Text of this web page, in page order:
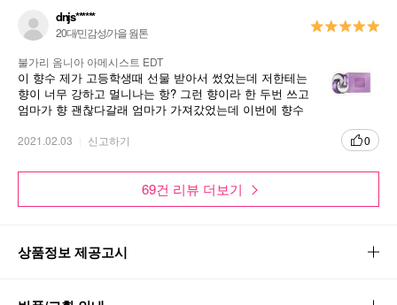
프레시한 향으로 자신을 표현하는 엘레강스하고 세련된 젊은 여성을 위한 향수
dnjs******
20대/민감성/가을 웜톤
불가리 옴니아 아메시스트 EDT
이 향수 제가 고등학생때 선물 받아서 썼었는데 저한테는
향이 너무 강하고 멀니나는 항? 그런 향이라 한 두번 쓰고
엄마가 향 괜찮다갈래 엄마가 가져갔었는데 이번에 향수
고 하네요 엄마가 ㅎㅎㅎ
2021.02.03 신고하기 0
69건 리뷰 더보기
상품정보 제공고시